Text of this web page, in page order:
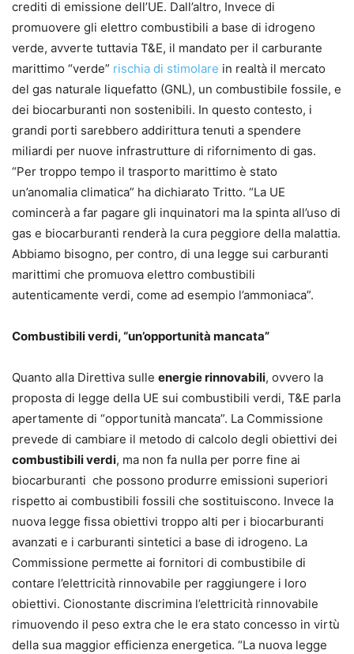
crediti di emissione dell’UE. Dall’altro, Invece di
promuovere gli elettro combustibili a base di idrogeno
verde, avverte tuttavia T&E, il mandato per il carburante
marittimo “verde” rischia di stimolare in realtà il mercato
del gas naturale liquefatto (GNL), un combustibile fossile, e
dei biocarburanti non sostenibili. In questo contesto, i
grandi porti sarebbero addirittura tenuti a spendere
miliardi per nuove infrastrutture di rifornimento di gas.
“Per troppo tempo il trasporto marittimo è stato
un’anomalia climatica” ha dichiarato Tritto. “La UE
comincerà a far pagare gli inquinatori ma la spinta all’uso di
gas e biocarburanti renderà la cura peggiore della malattia.
Abbiamo bisogno, per contro, di una legge sui carburanti
marittimi che promuova elettro combustibili
autenticamente verdi, come ad esempio l’ammoniaca”.
Combustibili verdi, “un’opportunità mancata”
Quanto alla Direttiva sulle energie rinnovabili, ovvero la
proposta di legge della UE sui combustibili verdi, T&E parla
apertamente di “opportunità mancata”. La Commissione
prevede di cambiare il metodo di calcolo degli obiettivi dei
combustibili verdi, ma non fa nulla per porre fine ai
biocarburanti che possono produrre emissioni superiori
rispetto ai combustibili fossili che sostituiscono. Invece la
nuova legge fissa obiettivi troppo alti per i biocarburanti
avanzati e i carburanti sintetici a base di idrogeno. La
Commissione permette ai fornitori di combustibile di
contare l’elettricità rinnovabile per raggiungere i loro
obiettivi. Cionostante discrimina l’elettricità rinnovabile
rimuovendo il peso extra che le era stato concesso in virtù
della sua maggior efficienza energetica. “La nuova legge